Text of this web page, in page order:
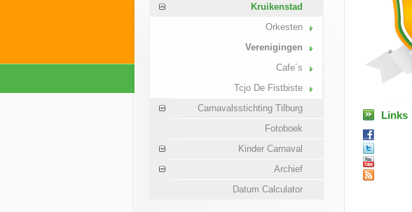
Kruikenstad
Orkesten
Verenigingen
Cafe´s
Tcjo De Fistbiste
Carnavalsstichting Tilburg
Fotoboek
Kinder Carnaval
Archief
Datum Calculator
Links